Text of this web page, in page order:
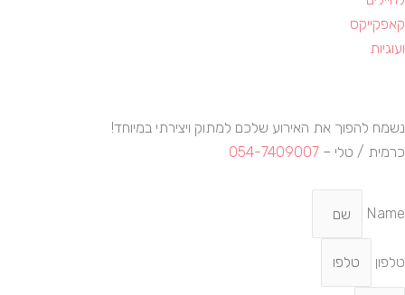
קאפקייקס
ועוגיות
נשמח להפוך את האירוע שלכם למתוק ויצירתי במיוחד!
כרמית / טלי – 054-7409007
Name
טלפון